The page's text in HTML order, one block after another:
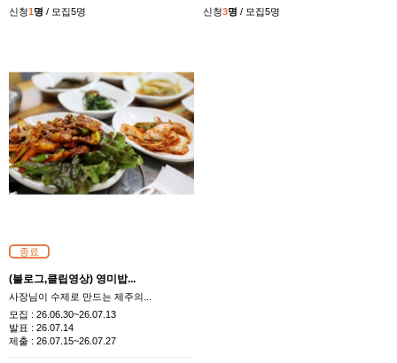
신청1명 / 모집5명 신청3명 / 모집5명
종료
(블로그,클립영상) 영미밥...
사장님이 수제로 만드는 제주의...
모집 : 26.06.30~26.07.13
발표 : 26.07.14
제출 : 26.07.15~26.07.27